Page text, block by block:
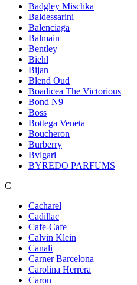
Badgley Mischka
Baldessarini
Balenciaga
Balmain
Bentley
Biehl
Bijan
Blend Oud
Boadicea The Victorious
Bond N9
Boss
Bottega Veneta
Boucheron
Burberry
Bvlgari
BYREDO PARFUMS
C
Cacharel
Cadillac
Cafe-Cafe
Calvin Klein
Canali
Carner Barcelona
Carolina Herrera
Caron